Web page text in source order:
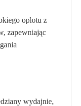
oplotu z
zapewniając
wydajnie,